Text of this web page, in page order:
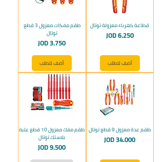
قطاعة كهرباء معزولة توتال
السعر
JOD 6.250
أضف للطلب
طقم مفكات معزول 3 قطع
توتال
السعر
JOD 3.750
أضف للطلب
طقم عدة معزول 9 قطع توتال
السعر
JOD 34.000
طقم مفك معزول 10 قطع علبة
بلاستك توتال
السعر
JOD 9.500